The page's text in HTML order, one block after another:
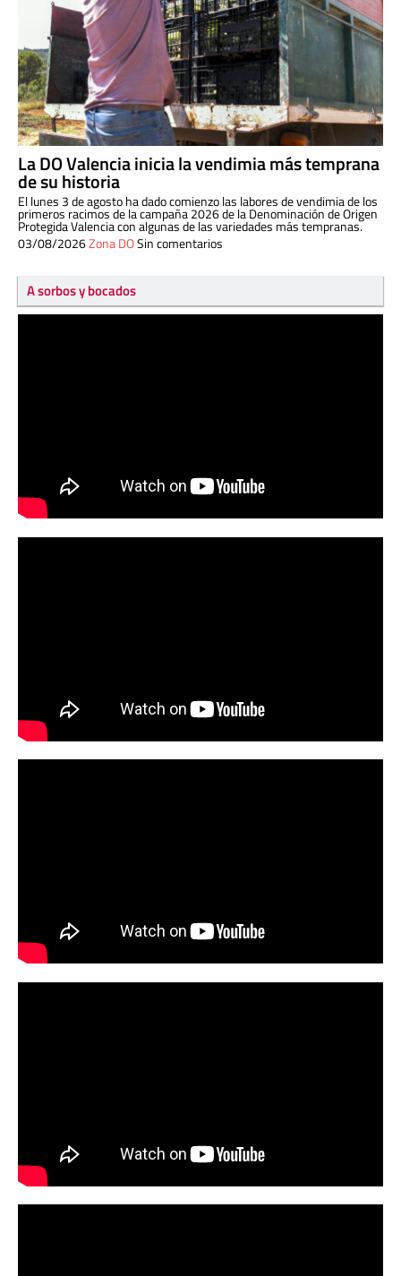
La DO Valencia inicia la vendimia más temprana
de su historia
El lunes 3 de agosto ha dado comienzo las labores de vendimia de los
primeros racimos de la campaña 2026 de la Denominación de Origen
Protegida Valencia con algunas de las variedades más tempranas.
03/08/2026Zona DOSin comentarios
A sorbos y bocados